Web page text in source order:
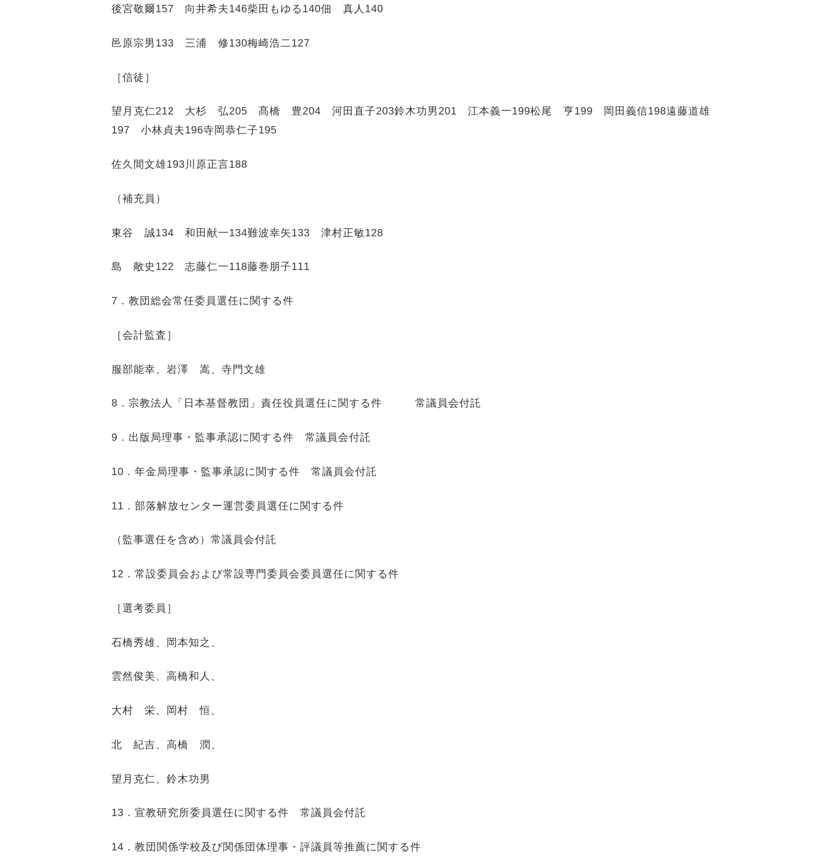
後宮敬爾157 向井希夫146柴田もゆる 140佃 真人 140
邑原宗男 133 三浦 修130梅崎浩二 127
［信徒］
望月克仁212 大杉 弘205 髙橋 豊204 河田直子203鈴木功男 201 江本義一199松尾 亨199 岡田義信198遠藤道雄
197 小林貞夫196寺岡恭仁子195
佐久間文雄193 川原正言188
（補充員）
東谷 誠134 和田献一134難波幸矢133 津村正敏128
島 敞史 122 志藤仁一118藤巻朋子111
7 ．教団総会常任委員選任に関する件
［会計監査］
服部能幸、岩澤 嵩、寺門文雄
8 ．宗教法人「日本基督教団」責任役員選任に関する件 常議員会付託
9 ．出版局理事・監事承認に関する件 常議員会付託
10 ．年金局理事・監事承認に関する件 常議員会付託
11 ．部落解放センター運営委員選任に関する件
（監事選任を含め）常議員会付託
12 ．常設委員会および常設専門委員会委員選任に関する件
［選考委員］
石橋秀雄、岡本知之、
雲然俊美、高橋和人、
大村 栄、岡村 恒、
北 紀吉、高橋 潤、
望月克仁、鈴木功男
13 ．宣教研究所委員選任に関する件 常議員会付託
14 ．教団関係学校及び関係団体理事・評議員等推薦に関する件